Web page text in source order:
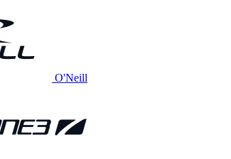
O'Neill